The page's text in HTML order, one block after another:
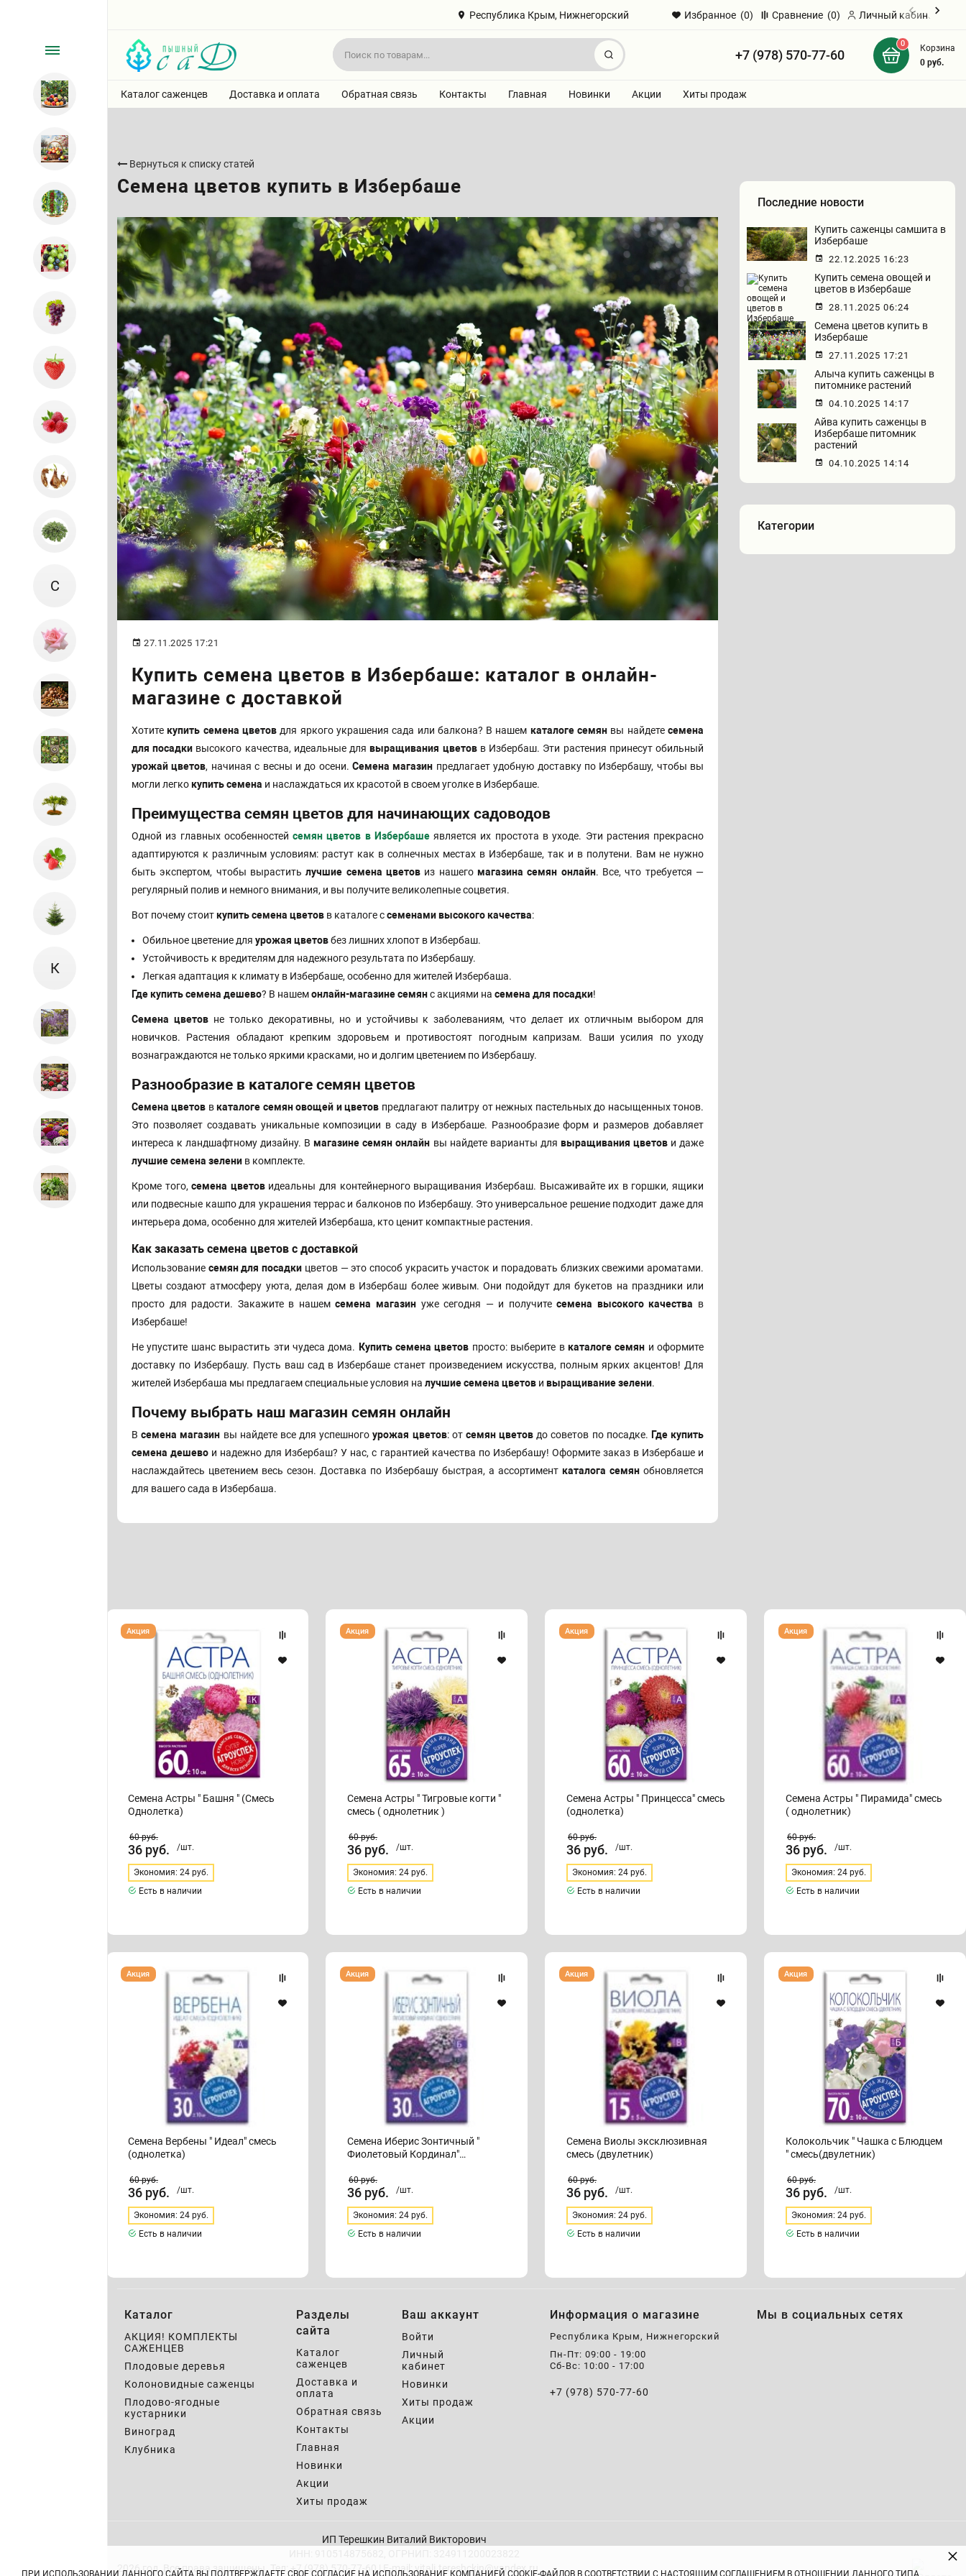
Республика Крым, Нижнегорский Избранное (0) Сравнение (0) Личный кабинет
Найти +7 (978) 570-77-60
0
Корзина
0руб.
С
К
Каталог саженцев Доставка и оплата Обратная связь Контакты Главная Новинки Акции Хиты продаж
Последние новости
Купить саженцы самшита в
Избербаше
22.12.2025 16:23
Купить семена овощей и
цветов в Избербаше
28.11.2025 06:24
Семена цветов купить в
Избербаше
27.11.2025 17:21
Алыча купить саженцы в
питомнике растений
04.10.2025 14:17
Айва купить саженцы в
Избербаше питомник
растений
04.10.2025 14:14
Категории
Вернуться к списку статей
Семена цветов купить в Избербаше
27.11.2025 17:21
Купить семена цветов в Избербаше: каталог в онлайн-
магазине с доставкой
Хотитекупить семена цветовдля яркого украшения сада или балкона? В нашем каталоге семян вы найдете семена
для посадки высокого качества, идеальные длявыращивания цветовв Избербаш. Эти растения принесут обильный
урожай цветов, начиная с весны и до осени. Семена магазин предлагает удобную доставку по Избербашу, чтобы вы
могли легкокупить семена и наслаждаться их красотой в своем уголке в Избербаше.
Преимущества семян цветов для начинающих садоводов
Одной из главных особенностейсемян цветов в Избербаше является их простота в уходе. Эти растения прекрасно
адаптируются к различным условиям: растут как в солнечных местах в Избербаше, так и в полутени. Вам не нужно
быть экспертом, чтобы выраститьлучшие семена цветов из нашегомагазина семян онлайн. Все, что требуется —
регулярный полив и немного внимания, и вы получите великолепные соцветия.
Вот почему стоиткупить семена цветов в каталоге ссеменами высокого качества:
Обильное цветение для урожая цветовбез лишних хлопот в Избербаш.
Устойчивость к вредителям для надежного результата по Избербашу.
Легкая адаптация к климату в Избербаше, особенно для жителей Избербаша.
Где купить семена дешево? В нашемонлайн-магазине семянс акциями на семена для посадки!
Семена цветовне только декоративны, но и устойчивы к заболеваниям, что делает их отличным выбором для
новичков. Растения обладают крепким здоровьем и противостоят погодным капризам. Ваши усилия по уходу
вознаграждаются не только яркими красками, но и долгим цветением по Избербашу.
Разнообразие в каталоге семян цветов
Семена цветов вкаталоге семян овощей и цветов предлагают палитру от нежных пастельных до насыщенных тонов.
Это позволяет создавать уникальные композиции в саду в Избербаше. Разнообразие форм и размеров добавляет
интереса к ландшафтному дизайну. Вмагазине семян онлайн вы найдете варианты для выращивания цветови даже
лучшие семена зелени в комплекте.
Кроме того,семена цветовидеальны для контейнерного выращивания Избербаш. Высаживайте их в горшки, ящики
или подвесные кашпо для украшения террас и балконов по Избербашу. Это универсальное решение подходит даже для
интерьера дома, особенно для жителей Избербаша, кто ценит компактные растения.
Как заказать семена цветов с доставкой
Использование семян для посадки цветов — это способ украсить участок и порадовать близких свежими ароматами.
Цветы создают атмосферу уюта, делая дом в Избербаш более живым. Они подойдут для букетов на праздники или
просто для радости. Закажите в нашемсемена магазинуже сегодня — и получитесемена высокого качества в
Избербаше!
Не упустите шанс вырастить эти чудеса дома. Купить семена цветов просто: выберите в каталоге семян и оформите
доставку по Избербашу. Пусть ваш сад в Избербаше станет произведением искусства, полным ярких акцентов! Для
жителей Избербаша мы предлагаем специальные условия на лучшие семена цветов и выращивание зелени.
Почему выбрать наш магазин семян онлайн
Всемена магазин вы найдете все для успешногоурожая цветов: от семян цветов до советов по посадке. Где купить
семена дешево и надежно для Избербаш? У нас, с гарантией качества по Избербашу! Оформите заказ в Избербаше и
наслаждайтесь цветением весь сезон. Доставка по Избербашу быстрая, а ассортимент каталога семян обновляется
для вашего сада в Избербаша.
Семена
Астры
Однолетка)
Семена Астры " Башня " (Смесь
Однолетка)
Акция
60руб.
36 руб. /шт.
Экономия: 24 руб.
Есть в наличии
Семена
Астры
однолетник
Семена Астры " Тигровые когти "
смесь ( однолетник )
Акция
60руб.
36 руб. /шт.
Экономия: 24 руб.
Есть в наличии
Семена
Астры
Семена Астры " Принцесса" смесь
(однолетка)
Акция
60руб.
36 руб. /шт.
Экономия: 24 руб.
Есть в наличии
Семена
Астры
Семена Астры " Пирамида" смесь
( однолетник)
Акция
60руб.
36 руб. /шт.
Экономия: 24 руб.
Есть в наличии
Семена
Вербены
Семена Вербены " Идеал" смесь
(однолетка)
Акция
60руб.
36 руб. /шт.
Экономия: 24 руб.
Есть в наличии
Семена
Иберис
(однолетник)
Семена Иберис Зонтичный "
Фиолетовый Кординал"
Акция
60руб.
36 руб. /шт.
Экономия: 24 руб.
Есть в наличии
Семена
Виолы
эксклюзивная
Семена Виолы эксклюзивная
смесь (двулетник)
Акция
60руб.
36 руб. /шт.
Экономия: 24 руб.
Есть в наличии
Колокольчик
"
смесь(двулетник)
Колокольчик " Чашка с Блюдцем
" смесь(двулетник)
Акция
60руб.
36 руб. /шт.
Экономия: 24 руб.
Есть в наличии
Каталог
АКЦИЯ! КОМПЛЕКТЫ
САЖЕНЦЕВ
Плодовые деревья
Колоновидные саженцы
Плодово-ягодные
кустарники
Виноград
Клубника
Разделы
сайта
Каталог
саженцев
Доставка и
оплата
Обратная связь
Контакты
Главная
Новинки
Акции
Хиты продаж
Ваш аккаунт
Войти
Личный
кабинет
Новинки
Хиты продаж
Акции
Информация о магазине
Республика Крым, Нижнегорский
Пн-Пт: 09:00 - 19:00
Сб-Вс: 10:00 - 17:00
+7 (978) 570-77-60
Мы в социальных сетях
2026 год. Все права защищены.
ИП Терешкин Виталий Викторович
Тел: +7 (978) 570-77-60 | E-mail: vitali.tereshckin@yandex.ru
ПРИ ИСПОЛЬЗОВАНИИ ДАННОГО САЙТА ВЫ ПОДТВЕРЖДАЕТЕ СВОЕ СОГЛАСИЕ НА ИСПОЛЬЗОВАНИЕ КОМПАНИЕЙ COOKIE-ФАЙЛОВ В СООТВЕТСТВИИ С НАСТОЯЩИМ СОГЛАШЕНИЕМ В ОТНОШЕНИИ ДАННОГО ТИПА
×